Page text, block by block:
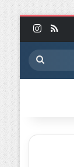
خوراک
جستجو
برای